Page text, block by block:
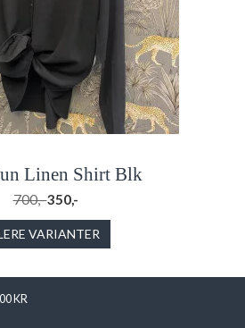
Linen Shirt Blk
700,-350,-
VARIANTER
KR